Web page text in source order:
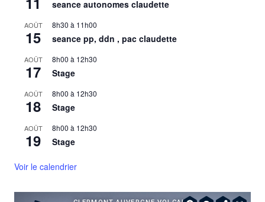
seance autonomes claudette
AOÛT
15
8h30 à 11h00
seance pp, ddn , pac claudette
AOÛT
17
8h00 à 12h30
Stage
AOÛT
18
8h00 à 12h30
Stage
AOÛT
19
8h00 à 12h30
Stage
Voir le calendrier